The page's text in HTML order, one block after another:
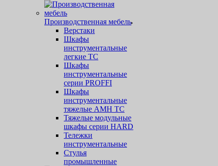
Производственная мебель
Верстаки
Шкафы
инструментальные
легкие ТС
Шкафы
инструментальные
серии PROFFI
Шкафы
инструментальные
тяжелые AMH TC
Тяжелые модульные
шкафы серии HARD
Тележки
инструментальные
Стулья
промышленные